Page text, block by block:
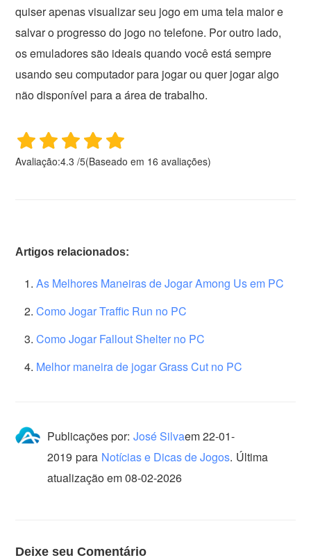
quiser apenas visualizar seu jogo em uma tela maior e
salvar o progresso do jogo no telefone. Por outro lado,
os emuladores são ideais quando você está sempre
usando seu computador para jogar ou quer jogar algo
não disponível para a área de trabalho.
Avaliação:4.3 /5(Baseado em 16 avaliações)
Artigos relacionados:
As Melhores Maneiras de Jogar Among Us em PC
Como Jogar Traffic Run no PC
Como Jogar Fallout Shelter no PC
Melhor maneira de jogar Grass Cut no PC
Publicações por: José Silvaem22-01-
2019 para Notícias e Dicas de Jogos. Última
atualização em 08-02-2026
Deixe seu Comentário